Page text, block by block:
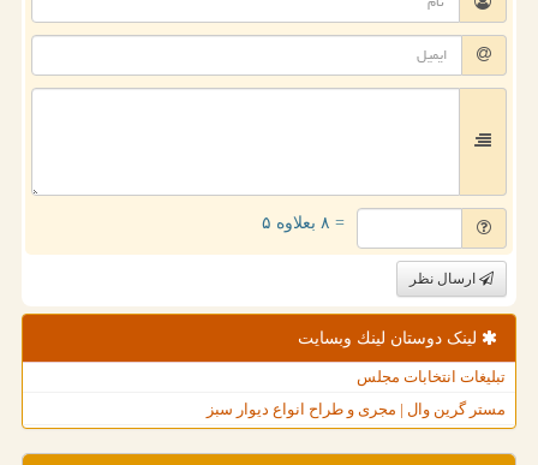
= ۸ بعلاوه ۵
ارسال نظر
لینک دوستان لینك وبسایت
تبلیغات انتخابات مجلس
مستر گرین وال | مجری و طراح انواع دیوار سبز